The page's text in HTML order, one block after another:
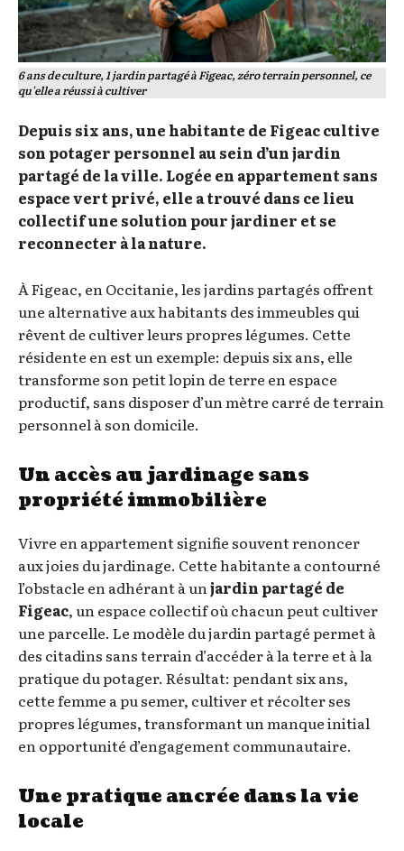
6 ans de culture, 1 jardin partagé à Figeac, zéro terrain personnel, ce
qu'elle a réussi à cultiver
Depuis six ans, une habitante de Figeac cultive
son potager personnel au sein d’un jardin
partagé de la ville. Logée en appartement sans
espace vert privé, elle a trouvé dans ce lieu
collectif une solution pour jardiner et se
reconnecter à la nature.
À Figeac, en Occitanie, les jardins partagés offrent
une alternative aux habitants des immeubles qui
rêvent de cultiver leurs propres légumes. Cette
résidente en est un exemple: depuis six ans, elle
transforme son petit lopin de terre en espace
productif, sans disposer d’un mètre carré de terrain
personnel à son domicile.
Un accès au jardinage sans
propriété immobilière
Vivre en appartement signifie souvent renoncer
aux joies du jardinage. Cette habitante a contourné
l’obstacle en adhérant à un jardin partagé de
Figeac, un espace collectif où chacun peut cultiver
une parcelle. Le modèle du jardin partagé permet à
des citadins sans terrain d’accéder à la terre et à la
pratique du potager. Résultat: pendant six ans,
cette femme a pu semer, cultiver et récolter ses
propres légumes, transformant un manque initial
en opportunité d’engagement communautaire.
Une pratique ancrée dans la vie
locale